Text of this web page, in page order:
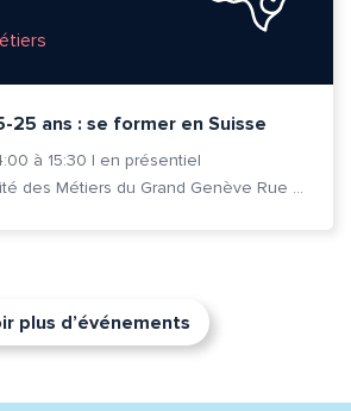
25 ans : se former en Suisse
à 15:30 | en présentiel
Cité des Métiers du Grand Genève Rue Prévost-Martin 6 1205 Genève
plus d’événements